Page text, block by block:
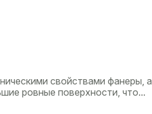
свойствами фанеры, а
ровные поверхности, что...